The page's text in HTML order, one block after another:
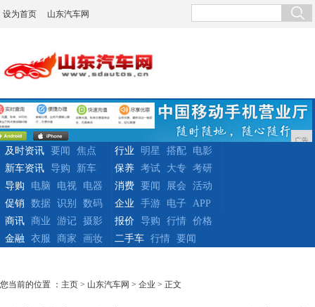
设为首页 山东汽车网
广告
及时资讯 要闻
焦点
新车资讯
导购 新车
行业 明星 搭配
电影
保养
考试 大专
考研
导购
电脑 电视
电器
促销
数据 识别 数码
消费 要闻 展会
活动
企业
手游 电子
APP
商讯
商业 游记
摄影
金融
衣服 商家 画妆
报价 导购 行情
价格
二手车
行情 要闻
您当前的位置 ： 主页 > 山东汽车网 > 企业 > 正文